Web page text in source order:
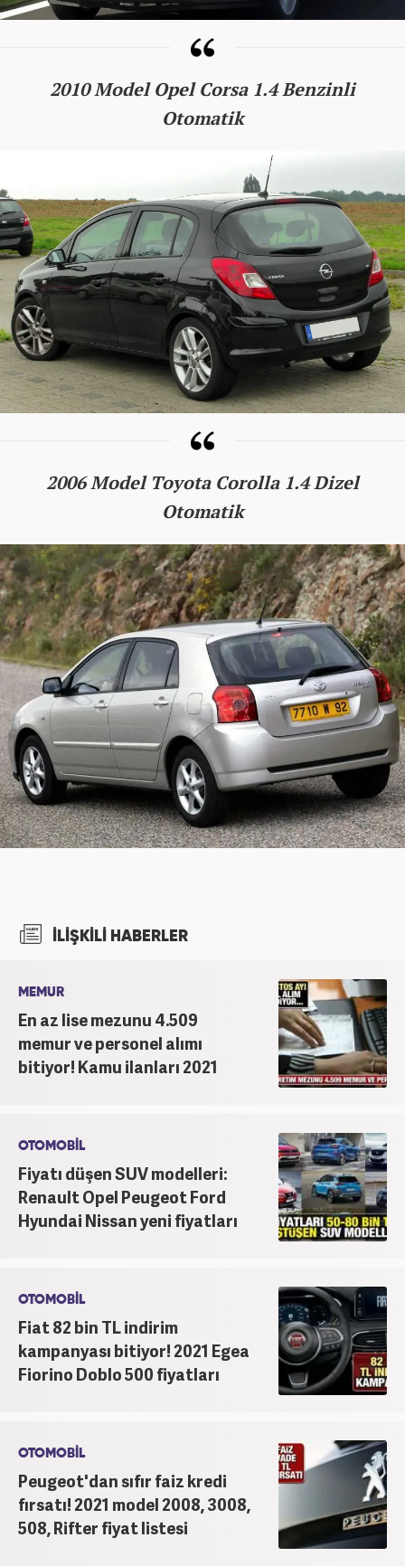
2010 Model Opel Corsa 1.4 Benzinli
Otomatik
2006 Model Toyota Corolla 1.4 Dizel
Otomatik
İLİŞKİLİ HABERLER
MEMUR
En az lise mezunu 4.509
memur ve personel alımı
bitiyor! Kamu ilanları 2021
OTOMOBİL
Fiyatı düşen SUV modelleri:
Renault Opel Peugeot Ford
Hyundai Nissan yeni fiyatları
OTOMOBİL
Fiat 82 bin TL indirim
kampanyası bitiyor! 2021 Egea
Fiorino Doblo 500 fiyatları
OTOMOBİL
Peugeot'dan sıfır faiz kredi
fırsatı! 2021 model 2008, 3008,
508, Rifter fiyat listesi